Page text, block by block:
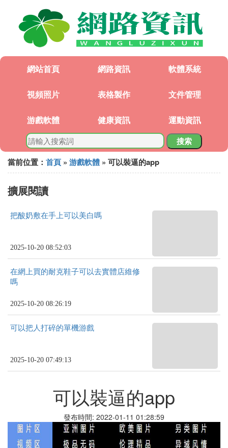
網站首頁 網路資訊 軟體系統
視頻照片 表格製作 文件管理
游戲軟體 健康資訊 運動資訊
搜索
當前位置： 首頁 » 游戲軟體 » 可以裝逼的app
擴展閱讀
把酸奶敷在手上可以美白嗎
2025-10-20 08:52:03
在網上買的耐克鞋子可以去實體店維修
嗎
2025-10-20 08:26:19
可以把人打碎的單機游戲
2025-10-20 07:49:13
可以裝逼的app
發布時間: 2022-01-11 01:28:59